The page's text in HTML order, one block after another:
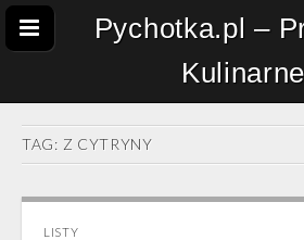
Pychotka.pl –
Kulinarne
TAG: Z CYTRYNY
LISTY